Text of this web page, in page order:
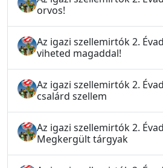
orvos!
Az igazi szellemirtók 2.
viheted magaddal!
Az igazi szellemirtók 2.
csalárd szellem
Az igazi szellemirtók 2.
Megkergült tárgyak